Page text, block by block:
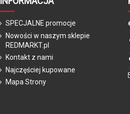
SPECJALNE promocje
Nowości w naszym sklepie
REDMARKT.pl
Kontakt z nami
Najczęściej kupowane
Mapa Strony